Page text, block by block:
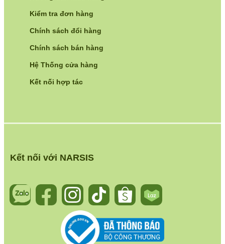
Kết nối với NARSIS
Kiểm tra đơn hàng
Chính sách đổi hàng
Chính sách bán hàng
Hệ Thống cửa hàng
Kết nối hợp tác